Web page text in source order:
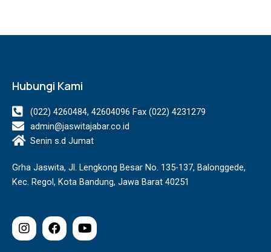
Hubungi Kami
(022) 4260484, 42604096 Fax (022) 4231279
admin@jaswitajabar.co.id
Senin s.d Jumat
Grha Jaswita, Jl. Lengkong Besar No. 135-137, Balonggede,
Kec. Regol, Kota Bandung, Jawa Barat 40251
I
n
F
a
Y
o